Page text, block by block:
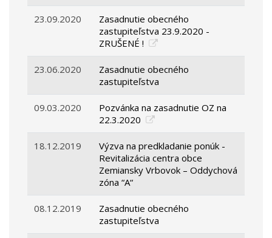
23.09.2020
Zasadnutie obecného
zastupiteľstva 23.9.2020 -
ZRUŠENÉ !
23.06.2020
Zasadnutie obecného
zastupiteľstva
09.03.2020
Pozvánka na zasadnutie OZ na
22.3.2020
18.12.2019
Výzva na predkladanie ponúk -
Revitalizácia centra obce
Zemiansky Vrbovok – Oddychová
zóna “A“
08.12.2019
Zasadnutie obecného
zastupiteľstva